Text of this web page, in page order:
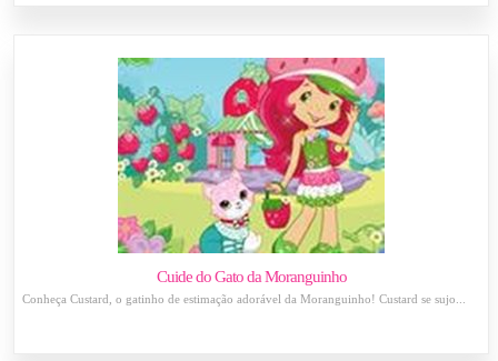
Cuide do Gato da Moranguinho
Conheça Custard, o gatinho de estimação adorável da Moranguinho! Custard se sujo...